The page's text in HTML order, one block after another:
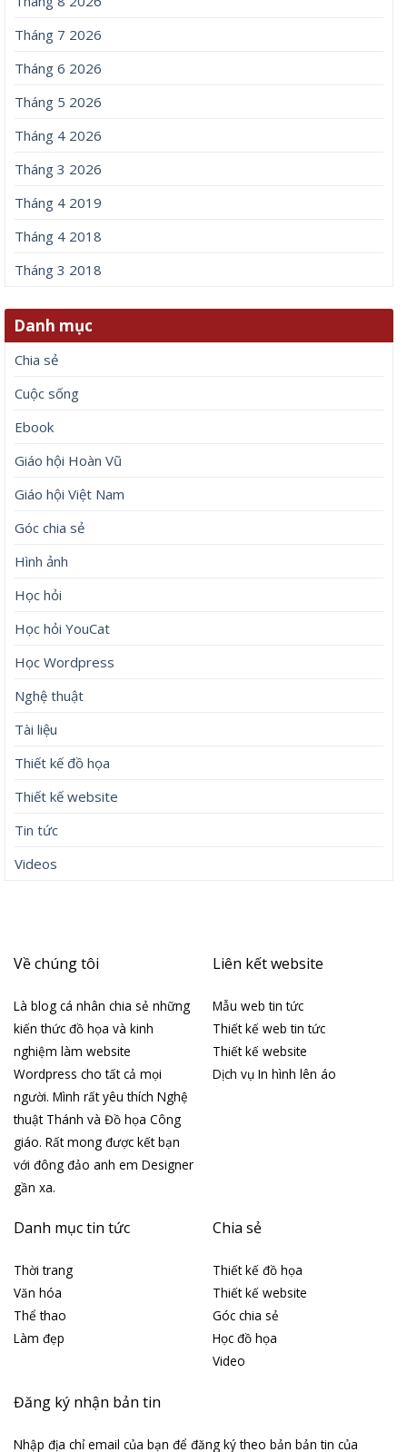
Tháng 7 2026
Tháng 6 2026
Tháng 5 2026
Tháng 4 2026
Tháng 3 2026
Tháng 4 2019
Tháng 4 2018
Tháng 3 2018
Danh mục
Chia sẻ
Cuộc sống
Ebook
Giáo hội Hoàn Vũ
Giáo hội Việt Nam
Góc chia sẻ
Hình ảnh
Học hỏi
Học hỏi YouCat
Học Wordpress
Nghệ thuật
Tài liệu
Thiết kế đồ họa
Thiết kế website
Tin tức
Videos
Về chúng tôi
Là blog cá nhân chia sẻ những
kiến thức đồ họa và kinh
nghiệm làm website
Wordpress cho tất cả mọi
người. Mình rất yêu thích Nghệ
thuật Thánh và Đồ họa Công
giáo. Rất mong được kết bạn
với đông đảo anh em Designer
gần xa.
Liên kết website
Mẫu web tin tức
Thiết kế web tin tức
Thiết kế website
Dịch vụ In hình lên áo
Danh mục tin tức
Thời trang
Văn hóa
Thể thao
Làm đẹp
Chia sẻ
Thiết kế đồ họa
Thiết kế website
Góc chia sẻ
Học đồ họa
Video
Đăng ký nhận bản tin
Nhập địa chỉ email của bạn để đăng ký theo bản bản tin của